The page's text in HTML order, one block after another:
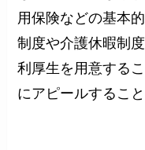
用保険などの基本
制度や介護休暇制
利厚生を用意する
にアピールするこ